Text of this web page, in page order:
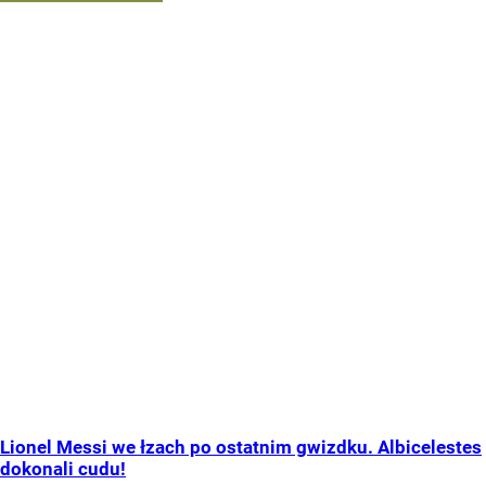
Lionel Messi we łzach po ostatnim gwizdku. Albicelestes
dokonali cudu!